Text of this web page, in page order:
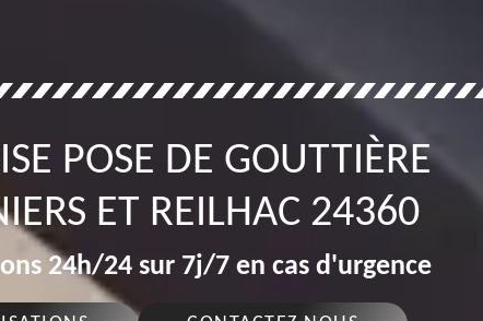
POSE DE GOUTTIÈRE
ET REILHAC 24360
24h/24 sur 7j/7 en cas d'urgence